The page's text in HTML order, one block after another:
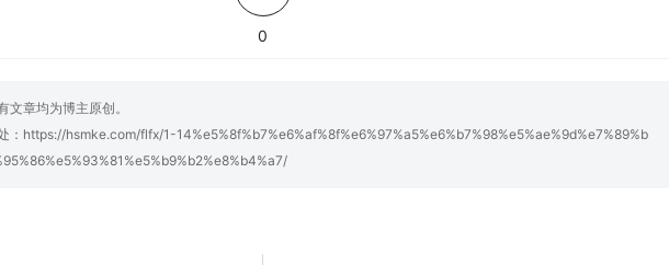
0
文章均为博主原创。
： https://hsmke.com/flfx/1-14%e5%8f%b7%e6%af%8f%e6%97%a5%e6%b7%98%e5%ae%9d%e7%89%b